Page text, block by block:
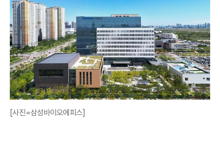
[사진=삼성바이오에피스]